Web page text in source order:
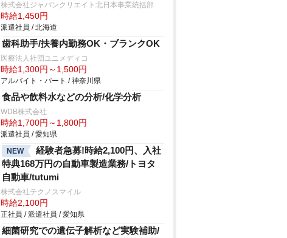
株式会社ジャパンクリエイト北日本事業統括部
時給1,450円
派遣社員 / 北海道
歯科助手/扶養内勤務OK・ブランクOK
医療法人社団ユニメディコ
時給1,300円～1,500円
アルバイト・パート / 神奈川県
食品や飲料水などの分析/化学分析
WDB株式会社
時給1,700円～1,800円
派遣社員 / 愛知県
NEW
経験者急募!時給2,100円、入社
特典168万円の自動車製造業務/トヨタ
自動車/tutumi
株式会社テクノスマイル
時給2,100円
正社員 / 派遣社員 / 愛知県
細菌研究での遺伝子解析など実験補助/